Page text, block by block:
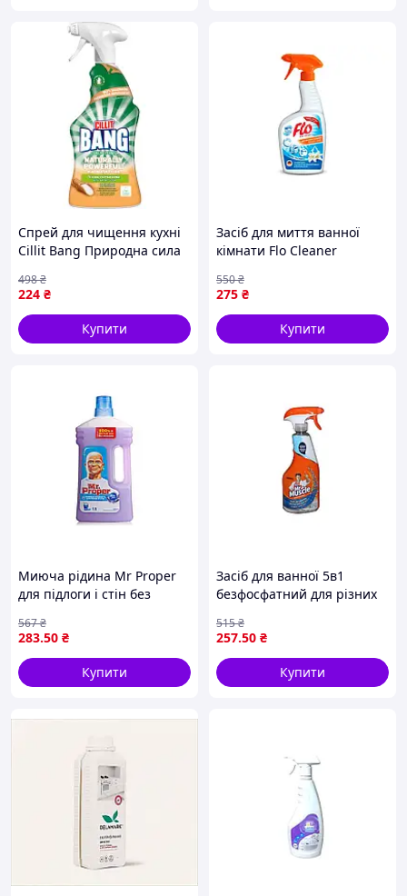
Спрей для чищення кухні
Cillit Bang Природна сила
4002448143741/5900627093384
pelican
224 ₴
498₴
Купити
Засіб для миття ванної
кімнати Flo Cleaner
очищення сантехніки без
розлучень цитрусовий
аромат
275 ₴
550₴
Купити
Миюча рідина Mr Proper
для підлоги і стін без
формула для ламінату і
паркету 1л
283.50 ₴
567₴
Купити
Засіб для ванної 5в1
безфосфатний для різних
500 мл ТМ МІСТЕР МУСКУЛ
257.50 ₴
515₴
Купити